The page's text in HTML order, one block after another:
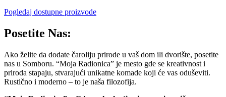
Pogledaj dostupne proizvode
Posetite Nas:
Ako želite da dodate čaroliju prirode u vaš dom ili dvorište, posetite
nas u Somboru. “Moja Radionica” je mesto gde se kreativnost i
priroda stapaju, stvarajući unikatne komade koji će vas oduševiti.
Rustično i moderno – to je naša filozofija.